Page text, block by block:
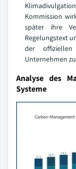
Kommission
später ihre
Regelungstext
der
Unternehmen
Analyse des
Systeme